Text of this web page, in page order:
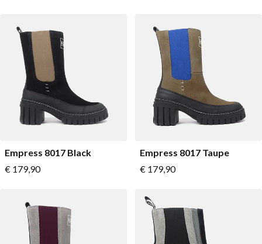
Empress 8017 Black
Vanaf
€ 179,90
Empress 8017 Taupe
Vanaf
€ 179,90